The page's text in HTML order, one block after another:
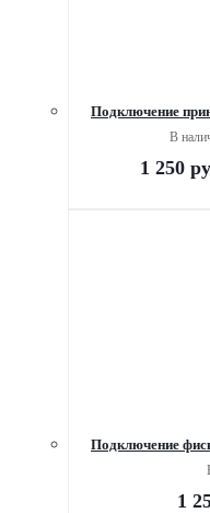
Подключение
В
1 250
Подключение
1